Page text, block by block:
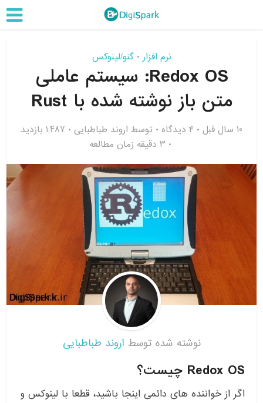
نرم افزار • گنو/لینوکس
Redox OS: سیستم عاملی
متن باز نوشته شده با Rust
10 سال قبل ۴ دیدگاه توسط اروند طباطبایی
1,487 بازدید
3 دقیقه زمان مطالعه
نوشته شده توسط اروند طباطبایی
Redox OS چیست؟
اگر از خواننده های دائمی اینجا باشید، قطعا با لینوکس و